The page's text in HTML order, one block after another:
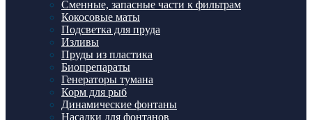
Сменные, запасные части к фильтрам
Кокосовые маты
Подсветка для пруда
Изливы
Пруды из пластика
Биопрепараты
Генераторы тумана
Корм для рыб
Динамические фонтаны
Насадки для фонтанов